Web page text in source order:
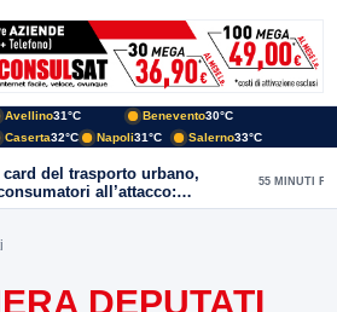
Avellino31°C Benevento30°C
Caserta32°C Napoli31°C Salerno33°C
card del trasporto urbano,
all’attacco:
ha bisogno di uno
55 MINUTI FA
DEPUTATI